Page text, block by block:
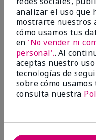
1 estrella
Evaluado por 2
analizar el uso que
mostrarte nuestros
cómo usamos tus
en 'No vender ni
personal'.. Al
aceptas nuestro
tecnologías de
sobre cómo
consulta nuestra